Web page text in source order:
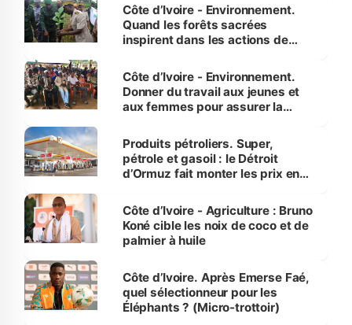
Côte d’Ivoire - Environnement.
Quand les forêts sacrées
inspirent dans les actions de
Côte d’Ivoire - Environnement.
Donner du travail aux jeunes et
aux femmes pour assurer la
menacées
Produits pétroliers. Super,
pétrole et gasoil : le Détroit
d’Ormuz fait monter les prix en
Côte d’Ivoire - Agriculture : Bruno
Koné cible les noix de coco et de
palmier à huile
Côte d’Ivoire. Après Emerse Faé,
quel sélectionneur pour les
Éléphants ? (Micro-trottoir)